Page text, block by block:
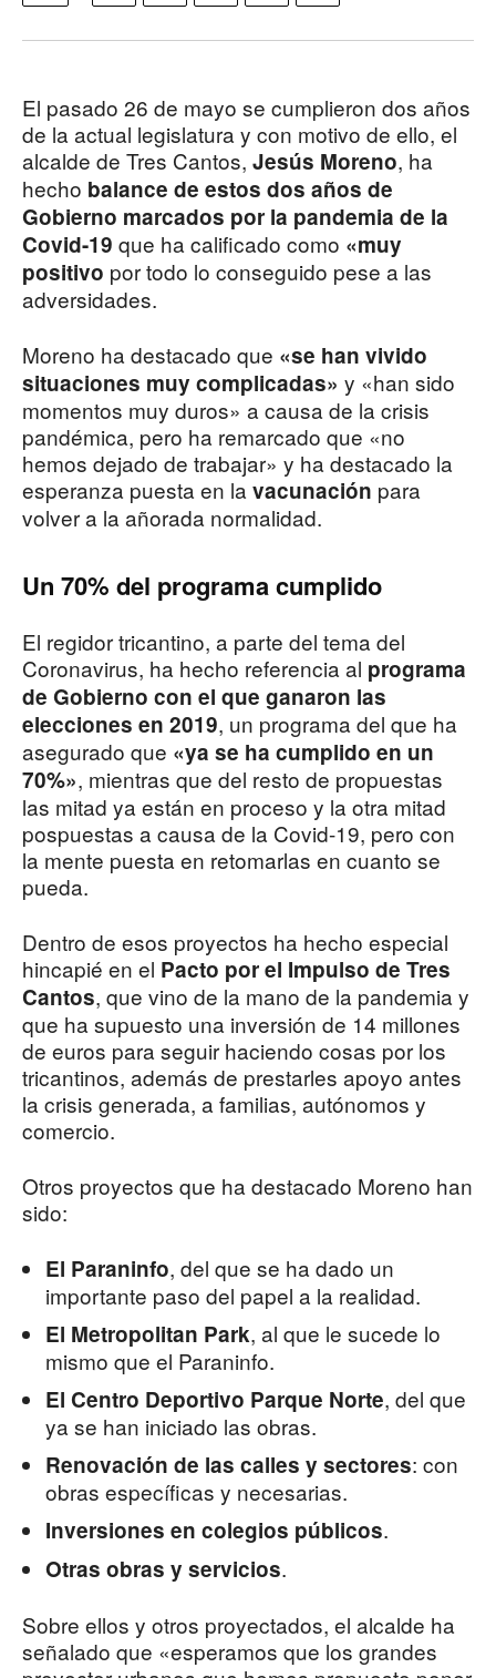
El pasado 26 de mayo se cumplieron dos años
de la actual legislatura y con motivo de ello, el
alcalde de Tres Cantos, Jesús Moreno, ha
hecho balance de estos dos años de
Gobierno marcados por la pandemia de la
Covid-19 que ha calificado como «muy
positivo por todo lo conseguido pese a las
adversidades.
Moreno ha destacado que «se han vivido
situaciones muy complicadas» y «han sido
momentos muy duros» a causa de la crisis
pandémica, pero ha remarcado que «no
hemos dejado de trabajar» y ha destacado la
esperanza puesta en la vacunación para
volver a la añorada normalidad.
Un 70% del programa cumplido
El regidor tricantino, a parte del tema del
Coronavirus, ha hecho referencia al programa
de Gobierno con el que ganaron las
elecciones en 2019, un programa del que ha
asegurado que «ya se ha cumplido en un
70%», mientras que del resto de propuestas
las mitad ya están en proceso y la otra mitad
pospuestas a causa de la Covid-19, pero con
la mente puesta en retomarlas en cuanto se
pueda.
Dentro de esos proyectos ha hecho especial
hincapié en el Pacto por el Impulso de Tres
Cantos, que vino de la mano de la pandemia y
que ha supuesto una inversión de 14 millones
de euros para seguir haciendo cosas por los
tricantinos, además de prestarles apoyo antes
la crisis generada, a familias, autónomos y
comercio.
Otros proyectos que ha destacado Moreno han
sido:
El Paraninfo, del que se ha dado un
importante paso del papel a la realidad.
El Metropolitan Park, al que le sucede lo
mismo que el Paraninfo.
El Centro Deportivo Parque Norte, del que
ya se han iniciado las obras.
Renovación de las calles y sectores: con
obras específicas y necesarias.
Inversiones en colegios públicos.
Otras obras y servicios.
Sobre ellos y otros proyectados, el alcalde ha
señalado que «esperamos que los grandes